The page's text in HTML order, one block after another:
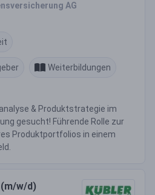
AG
Weiterbildungen
& Produktstrategie im
gesucht! Führende Rolle zur
Produktportfolios in einem
w/d)